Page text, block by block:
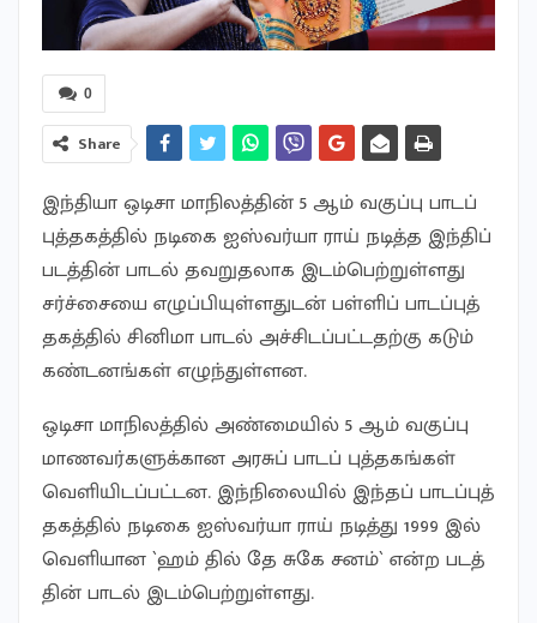
0
Share
இந்தியா ஒடிசா மாநிலத்​தின் 5 ஆம் வகுப்பு பாடப்​
புத்​தகத்​தில் நடிகை ஐஸ்​வர்யா ராய் நடித்த இந்​திப்
படத்​தின் பாடல் தவறு​தலாக இடம்​பெற்​றுள்​ளது
சர்ச்​சையை எழுப்​பி​யுள்​ளதுடன் பள்​ளிப் பாடப்​புத்​
தகத்​தில் சினிமா பாடல் அச்​சிடப்​பட்​டதற்கு கடும்
கண்​டனங்கள் எழுந்​துள்​ளன.
ஒடிசா மாநிலத்​தில் அண்​மை​யில் 5 ஆம் வகுப்பு
மாணவர்​களுக்​கான அரசுப் பாடப் புத்​தகங்​கள்
வெளி​யிடப்​பட்​டன. இந்​நிலை​யில் இந்​தப் பாடப்​புத்​
தகத்​தில் நடிகை ஐஸ்​வர்யா ராய் நடித்து 1999 இல்
வெளி​யான `ஹம் தில் தே சுகே சனம்` என்ற படத்​
தின் பாடல் இடம்​பெற்​றுள்​ளது.